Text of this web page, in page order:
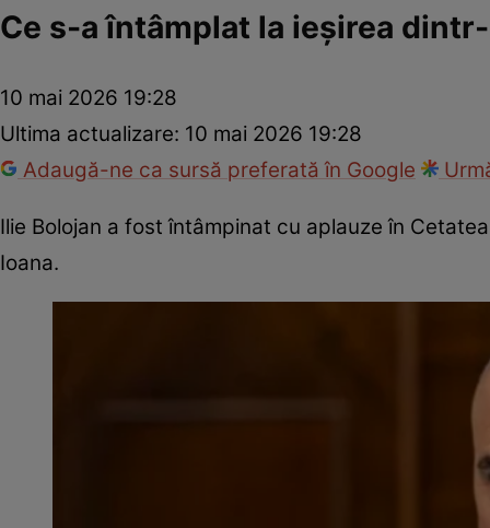
Ce s-a întâmplat la ieșirea
10 mai 2026 19:28
Ultima actualizare: 10 mai 2026 19:28
Adaugă-ne ca sursă preferată în Google
Ilie Bolojan a fost întâmpinat cu aplauze în
Ioana.